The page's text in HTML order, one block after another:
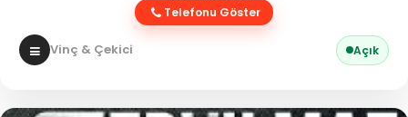
Telefonu Göster
Vinç & Çekici Açık